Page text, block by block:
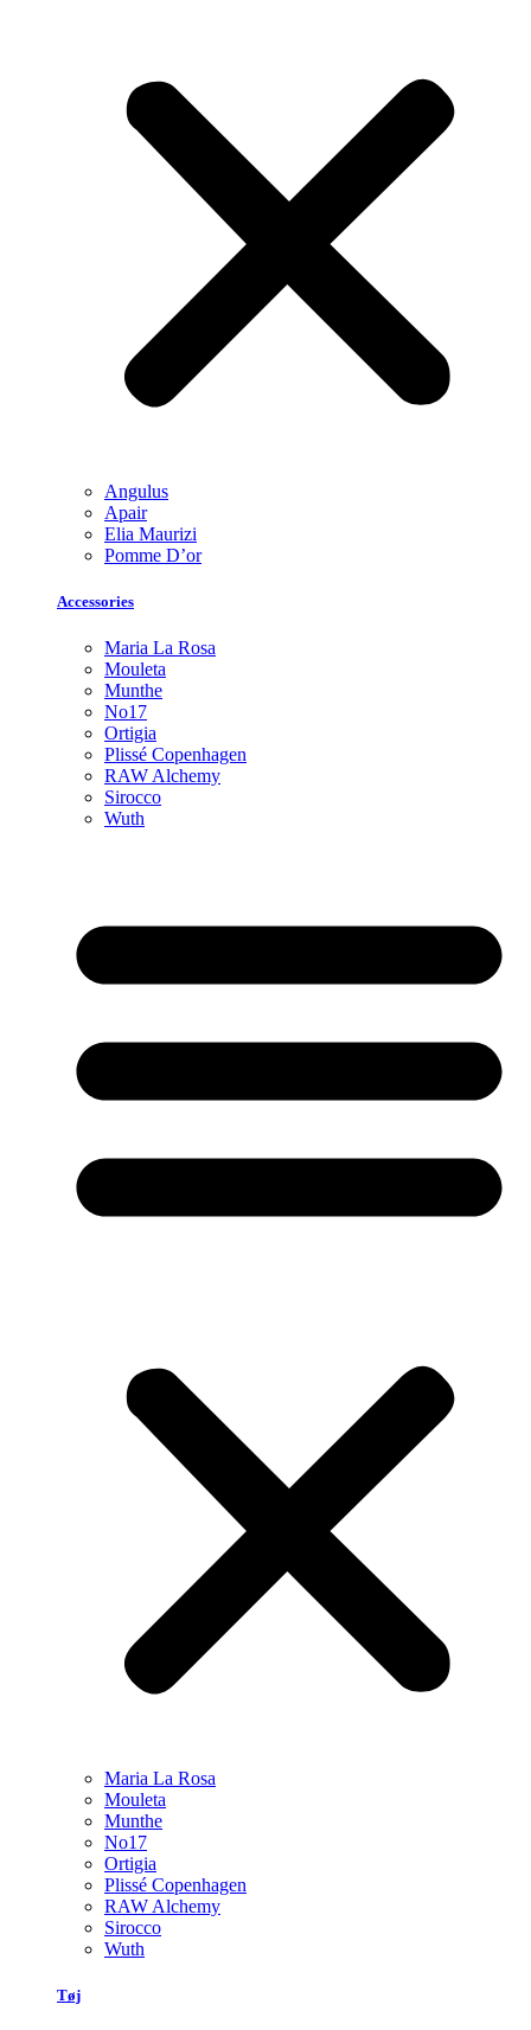
Angulus
Apair
Elia Maurizi
Pomme D’or
Accessories
Maria La Rosa
Mouleta
Munthe
No17
Ortigia
Plissé Copenhagen
RAW Alchemy
Sirocco
Wuth
Maria La Rosa
Mouleta
Munthe
No17
Ortigia
Plissé Copenhagen
RAW Alchemy
Sirocco
Wuth
Tøj